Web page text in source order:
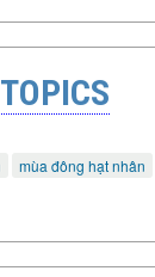
mùa đông hạt nhân